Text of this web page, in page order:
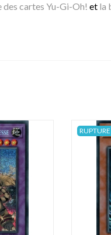
cartes Yu-Gi-Oh! et la